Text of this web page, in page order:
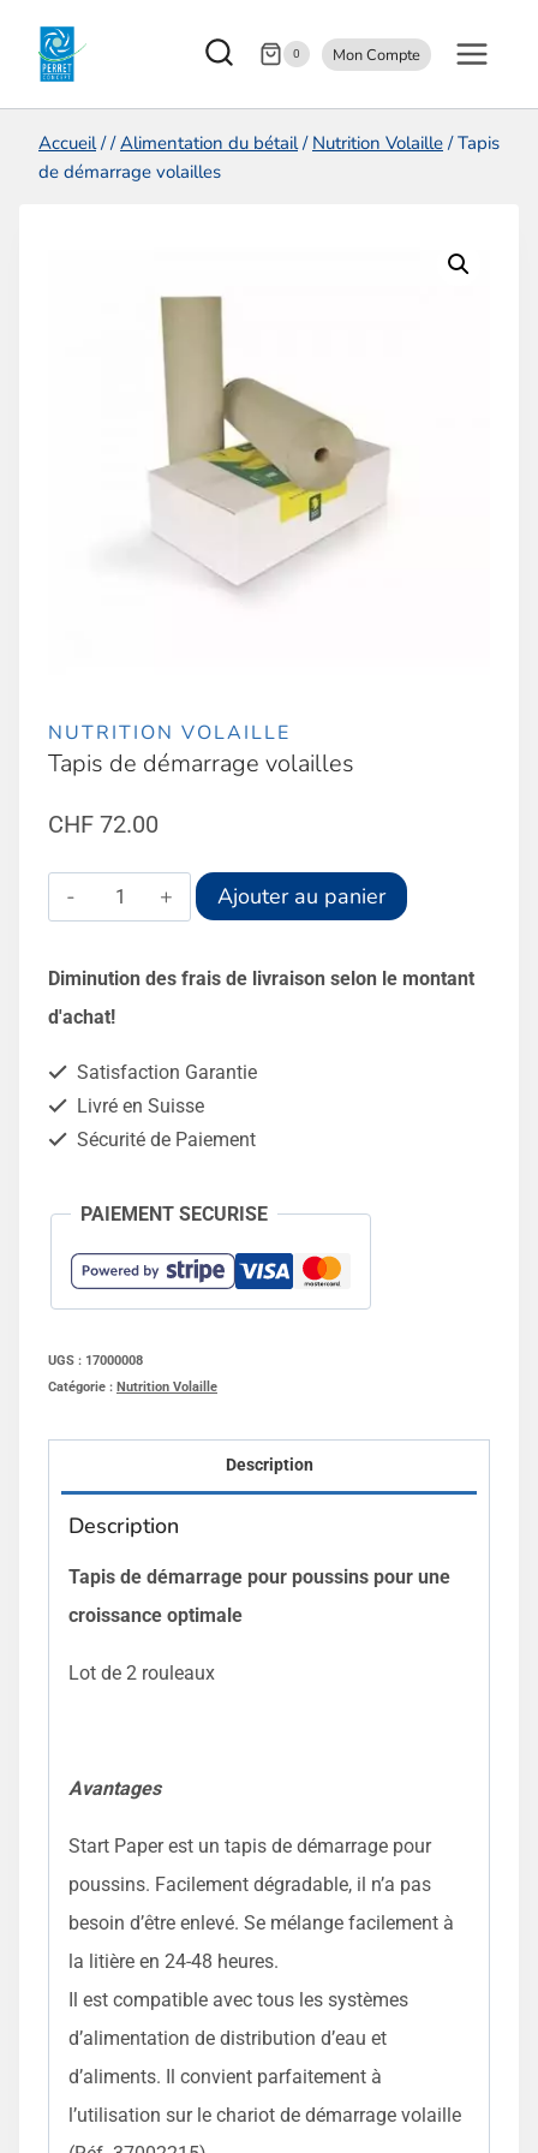
0 Mon Compte
Accueil / / Alimentation du bétail / Nutrition Volaille / Tapis
de démarrage volailles
NUTRITION VOLAILLE
Tapis de démarrage volailles
CHF 72.00
quantité
de
Tapis
de
volailles
Ajouter au panier
Diminution des frais de livraison selon le montant
d'achat!
Satisfaction Garantie
Livré en Suisse
Sécurité de Paiement
PAIEMENT SECURISE
UGS : 17000008
Catégorie : Nutrition Volaille
Description
Description
Tapis de démarrage pour poussins pour une
croissance optimale
Lot de 2 rouleaux
Avantages
Start Paper est un tapis de démarrage pour
poussins. Facilement dégradable, il n’a pas
besoin d’être enlevé. Se mélange facilement à
la litière en 24-48 heures.
Il est compatible avec tous les systèmes
d’alimentation de distribution d’eau et
d’aliments. Il convient parfaitement à
l’utilisation sur le chariot de démarrage volaille